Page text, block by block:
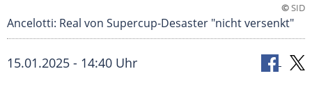
©SID
Ancelotti: Real von Supercup-Desaster "nicht versenkt"
15.01.2025 - 14:40 Uhr